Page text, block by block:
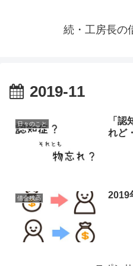
続・工房長の
2019-11
日々のこと
「
れど
借金残高 2019